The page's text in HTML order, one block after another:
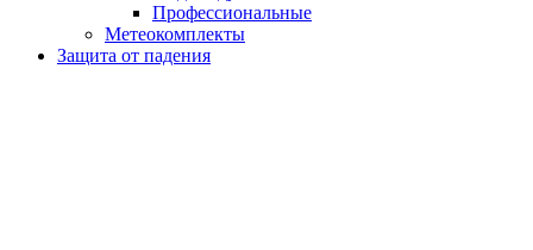
Профессиональные
Метеокомплекты
Защита от падения